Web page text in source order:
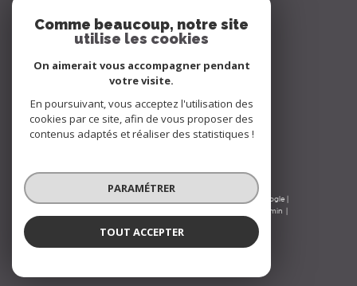
contact@australimmobilier.fr
73000
Nous suivre sur
© 2026 | Tous droits réservés | Traduction powered by Google |
Admin
Comme beaucoup, notre site
utilise les cookies
On aimerait vous accompagner pendant
votre visite.
En poursuivant, vous acceptez l'utilisation des
cookies par ce site, afin de vous proposer des
contenus adaptés et réaliser des statistiques !
PARAMÉTRER
TOUT ACCEPTER